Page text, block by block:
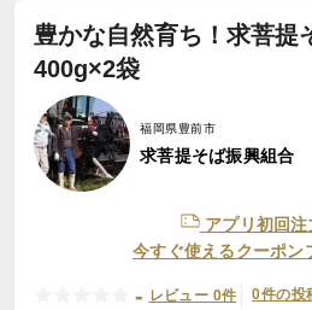
豊かな自然育ち！求菩提
400g×2袋
福岡県豊前市
求菩提そば振興組合
アプリ初回注
今すぐ使えるクーポン
- レビュー 0件 0件の投